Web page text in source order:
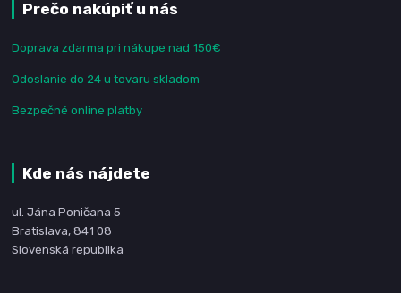
Prečo nakúpiť u nás
Doprava zdarma pri nákupe nad 150€
Odoslanie do 24 u tovaru skladom
Bezpečné online platby
Kde nás nájdete
ul. Jána Poničana 5
Bratislava, 841 08
Slovenská republika